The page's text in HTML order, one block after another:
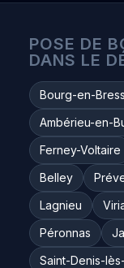
POSE DE
DANS LE
Bourg-en-
Ambérieu-en-
Ferney-Voltaire
Belley
Lagnieu
Péronnas
Saint-Denis-